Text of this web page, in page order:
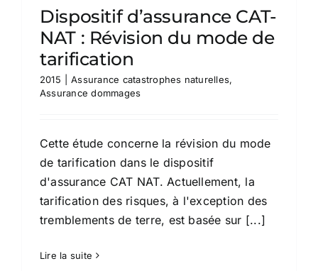
Dispositif d’assurance CAT-
NAT : Révision du mode de
tarification
2015 Assurance catastrophes naturelles,
Assurance dommages
Cette étude concerne la révision du mode
de tarification dans le dispositif
d'assurance CAT NAT. Actuellement, la
tarification des risques, à l'exception des
tremblements de terre, est basée sur [...]
Lire la suite